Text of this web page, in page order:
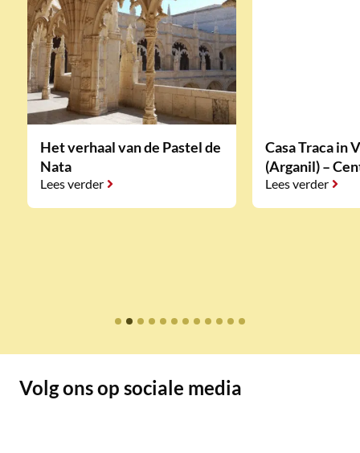
Het verhaal van de Pastel de
Nata
Lees verder
Casa Traca in
(Arganil) –
Lees verder
Volg ons op sociale media